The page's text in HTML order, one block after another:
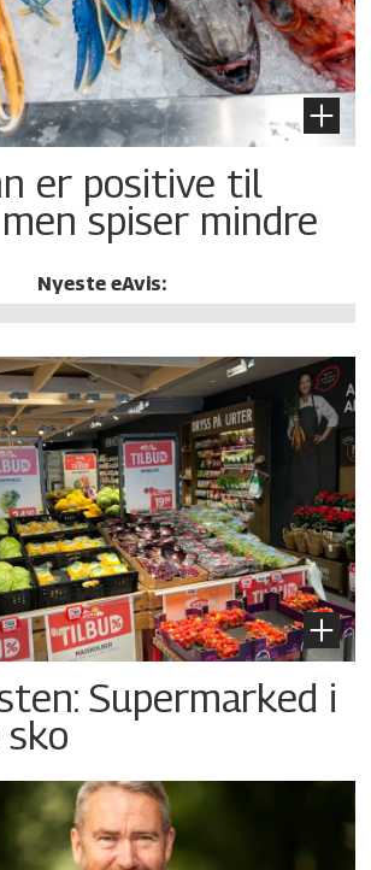
er positive til
spiser mindre
Nyeste eAvis:
Supermarked i